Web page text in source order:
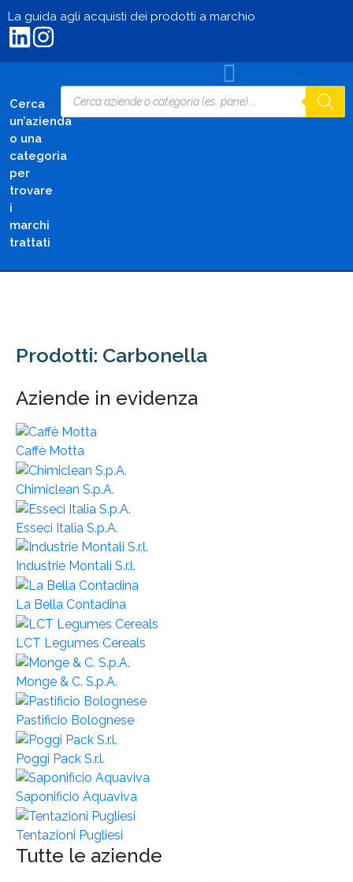
La guida agli acquisti dei prodotti a marchio
Cerca
un’azienda
o una
categoria
per
trovare
i
marchi
trattati
Prodotti: Carbonella
Aziende in evidenza
Caffè Motta
Chimiclean S.p.A.
Esseci Italia S.p.A.
Industrie Montali S.r.l.
La Bella Contadina
LCT Legumes Cereals
Monge & C. S.p.A.
Pastificio Bolognese
Poggi Pack S.r.l.
Saponificio Aquaviva
Tentazioni Pugliesi
Tutte le aziende